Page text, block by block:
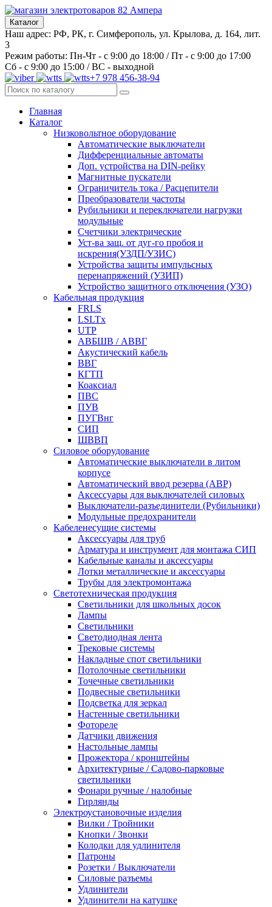
Каталог
Наш адрес: РФ, РК, г. Симферополь, ул. Крылова, д. 164, лит.
3
Режим работы: Пн-Чт - с 9:00 до 18:00 / Пт - с 9:00 до 17:00
Сб - с 9:00 до 15:00 / ВС - выходной
+7 978 456-38-94
Главная
Каталог
Низковольтное оборудование
Автоматические выключатели
Дифференциальные автоматы
Доп. устройства на DIN-рейку
Магнитные пускатели
Ограничитель тока / Расцепители
Преобразователи частоты
Рубильники и переключатели нагрузки
модульные
Счетчики электрические
Уст-ва защ. от дуг-го пробоя и
искрения(УЗДП/УЗИС)
Устройства защиты импульсных
перенапряжений (УЗИП)
Устройство защитного отключения (УЗО)
Кабельная продукция
FRLS
LSLTx
UTP
АВБШВ / АВВГ
Акустический кабель
ВВГ
КГТП
Коаксиал
ПВС
ПУВ
ПУГВнг
СИП
ШВВП
Силовое оборудование
Автоматические выключатели в литом
корпусе
Автоматический ввод резерва (АВР)
Аксессуары для выключателей силовых
Выключатели-разъединители (Рубильники)
Модульные предохранители
Кабеленесущие системы
Аксессуары для труб
Арматура и инструмент для монтажа СИП
Кабельные каналы и аксессуары
Лотки металлические и аксессуары
Трубы для электромонтажа
Светотехническая продукция
Светильники для школьных досок
Лампы
Светильники
Светодиодная лента
Трековые системы
Накладные спот светильники
Потолочные светильники
Точечные светильники
Подвесные светильники
Подсветка для зеркал
Настенные светильники
Фотореле
Датчики движения
Настольные лампы
Прожектора / кронштейны
Архитектурные / Садово-парковые
светильники
Фонари ручные / налобные
Гирлянды
Электроустановочные изделия
Вилки / Тройники
Кнопки / Звонки
Колодки для удлинителя
Патроны
Розетки / Выключатели
Силовые разъемы
Удлинители
Удлинители на катушке